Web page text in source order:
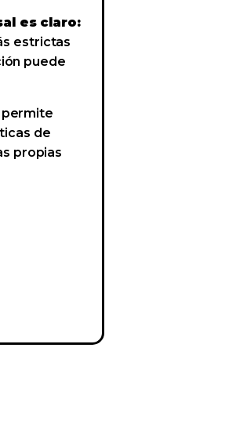
es claro:
estrictas
puede
permite
de
propias